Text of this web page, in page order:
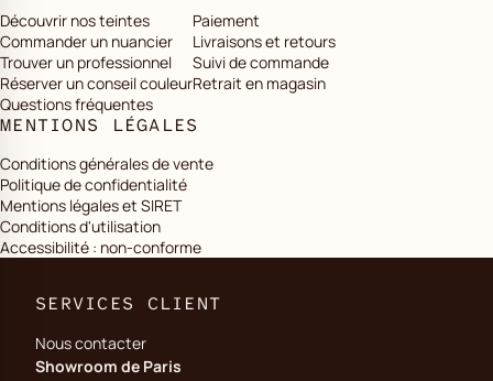
Découvrir nos teintes
Commander un nuancier
Trouver un professionnel
Réserver un conseil couleur
Questions fréquentes
Paiement
Livraisons et retours
Suivi de commande
Retrait en magasin
MENTIONS LÉGALES
Conditions générales de vente
Politique de confidentialité
Mentions légales et SIRET
Conditions d'utilisation
Accessibilité : non-conforme
SERVICES CLIENT
Nous contacter
Showroom de Paris